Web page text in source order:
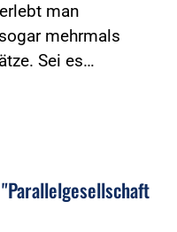
man
mehrmals
Sei es…